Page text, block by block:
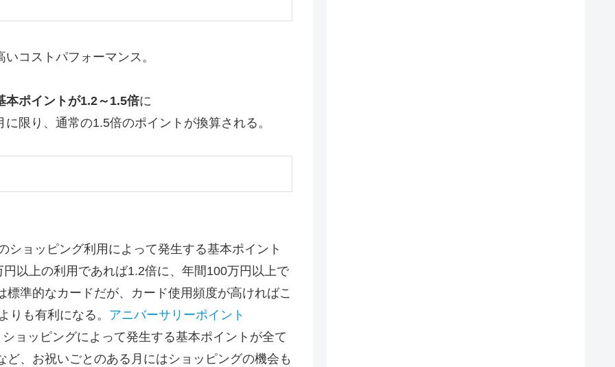
いコストパフォーマンス 。
本ポイントが1.2～1.5倍に
限り、通常の1.5倍のポイントが換算される。
ョッピング利用によって発生する基本ポイント
以上の利用であれば1.2倍に、年間100万円以上で
準的なカードだが、カード使用頻度が高ければこ
りも有利になる。 アニバーサリーポイント
ョッピングによって発生する基本ポイントが全て
、お祝いごとのある月にはショッピングの機会も